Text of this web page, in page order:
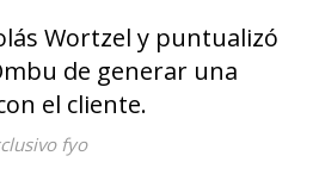
Wortzel y puntualizó
de generar una
el cliente.
fyo